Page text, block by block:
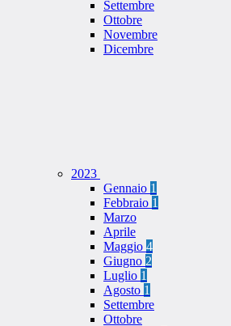
Settembre
Ottobre
Novembre
Dicembre
2023
Gennaio 1
Febbraio 1
Marzo
Aprile
Maggio 4
Giugno 2
Luglio 1
Agosto 1
Settembre
Ottobre